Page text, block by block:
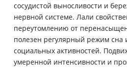
сосудистой выносливости и
нервной системе. Лали
переутомлению от
полезен регулярный режим сна
социальных активностей.
умеренной интенсивности и